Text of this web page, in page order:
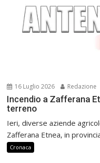
16 Luglio 2026 Redazione
Incendio a Zafferana
terreno
Ieri, diverse aziende
Zafferana Etnea, in
Cronaca